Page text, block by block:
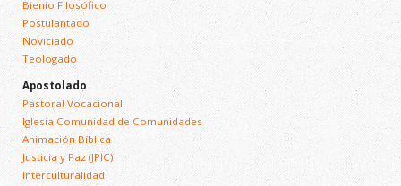
Bienio Filosófico
Postulantado
Noviciado
Teologado
Apostolado
Pastoral Vocacional
Iglesia Comunidad de Comunidades
Animación Bíblica
Justicia y Paz (JPIC)
Interculturalidad